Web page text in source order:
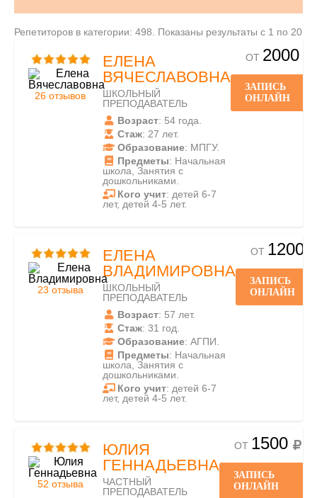
Репетиторов в категории: 498. Показаны результаты с 1 по 20
26 отзывов
ЕЛЕНА
ВЯЧЕСЛАВОВНА
ШКОЛЬНЫЙ
ПРЕПОДАВАТЕЛЬ
Возраст: 54 года.
Стаж: 27 лет.
Образование: МПГУ.
Предметы: Начальная
школа, Занятия с
дошкольниками.
Кого учит: детей 6-7
лет, детей 4-5 лет.
ОТ 2000
ЗАПИСЬ
ОНЛАЙН
23 отзыва
ЕЛЕНА
ВЛАДИМИРОВНА
ШКОЛЬНЫЙ
ПРЕПОДАВАТЕЛЬ
Возраст: 57 лет.
Стаж: 31 год.
Образование: АГПИ.
Предметы: Начальная
школа, Занятия с
дошкольниками.
Кого учит: детей 6-7
лет, детей 4-5 лет.
ОТ 1200
ЗАПИСЬ
ОНЛАЙН
52 отзыва
ЮЛИЯ
ГЕННАДЬЕВНА
ЧАСТНЫЙ
ПРЕПОДАВАТЕЛЬ
ОТ 1500
ЗАПИСЬ
ОНЛАЙН